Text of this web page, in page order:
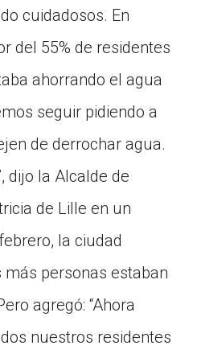
cuidadosos. En
del 55% de residentes
ahorrando el agua
seguir pidiendo a
de derrochar agua.
dijo la Alcalde de
de Lille en un
la ciudad
personas estaban
agregó: “Ahora
nuestros residentes